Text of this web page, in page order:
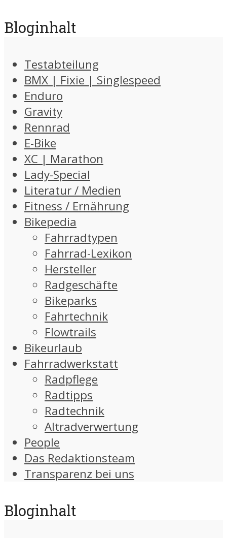
Bloginhalt
Testabteilung
BMX | Fixie | Singlespeed
Enduro
Gravity
Rennrad
E-Bike
XC | Marathon
Lady-Special
Literatur / Medien
Fitness / Ernährung
Bikepedia
Fahrradtypen
Fahrrad-Lexikon
Hersteller
Radgeschäfte
Bikeparks
Fahrtechnik
Flowtrails
Bikeurlaub
Fahrradwerkstatt
Radpflege
Radtipps
Radtechnik
Altradverwertung
People
Das Redaktionsteam
Transparenz bei uns
Bloginhalt